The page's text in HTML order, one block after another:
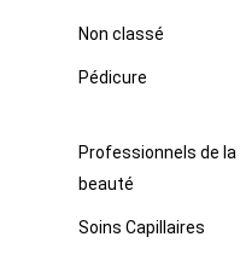
Non classé
Pédicure
Professionnels de la
beauté
Soins Capillaires